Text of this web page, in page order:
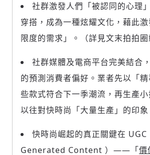
社群激發人們「被認同的心理
穿搭，成為一種炫耀文化，藉此
限度的需求」。（詳見文末拍拍圈
社群媒體及電商平台完美結合
的預測消費者偏好。業者先以「
些款式符合下一季潮流，再生產
以往對快時尚「大量生產」的印象
快時尚崛起的真正關鍵在
Generated Content ）——「價